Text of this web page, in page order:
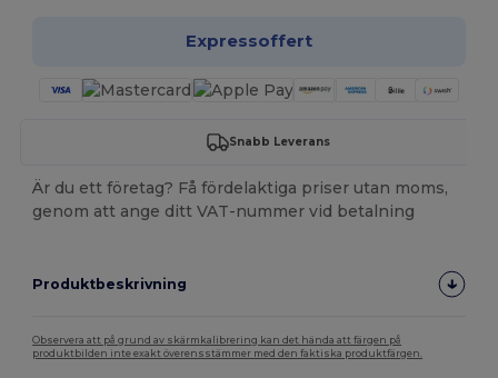
Expressoffert
Snabb Leverans
Är du ett företag? Få fördelaktiga priser utan moms,
genom att ange ditt VAT-nummer vid betalning
Produktbeskrivning
Observera att på grund av skärmkalibrering kan det hända att färgen på
produktbilden inte exakt överensstämmer med den faktiska produktfärgen.